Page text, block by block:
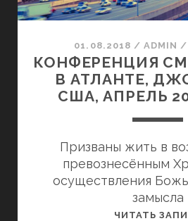
01.08.2018 / ADMIN
КОНФЕРЕНЦИЯ
В АТЛАНТЕ,
США, АПРЕЛЬ
Призваны жить в
превознесённым
осуществления
замысла
ЧИТАТЬ